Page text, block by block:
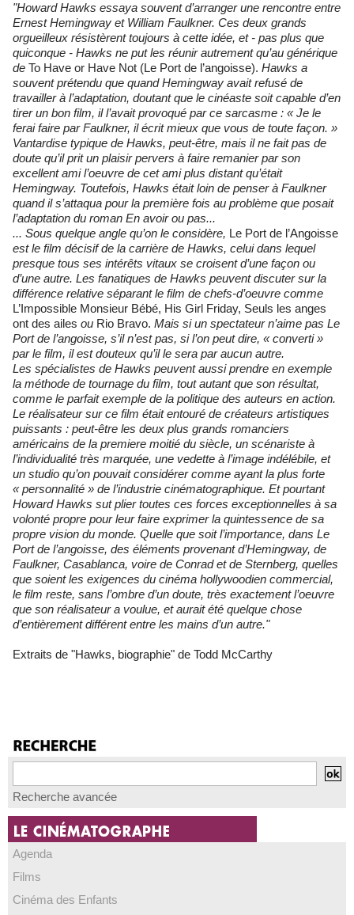
"Howard Hawks essaya souvent d’arranger une rencontre entre
Ernest Hemingway et William Faulkner. Ces deux grands
orgueilleux résistèrent toujours à cette idée, et - pas plus que
quiconque - Hawks ne put les réunir autrement qu’au générique
de To Have or Have Not (Le Port de l’angoisse). Hawks a
souvent prétendu que quand Hemingway avait refusé de
travailler à l’adaptation, doutant que le cinéaste soit capable d’en
tirer un bon film, il l’avait provoqué par ce sarcasme : « Je le
ferai faire par Faulkner, il écrit mieux que vous de toute façon. »
Vantardise typique de Hawks, peut-être, mais il ne fait pas de
doute qu’il prit un plaisir pervers à faire remanier par son
excellent ami l’oeuvre de cet ami plus distant qu’était
Hemingway. Toutefois, Hawks était loin de penser à Faulkner
quand il s’attaqua pour la première fois au problème que posait
l’adaptation du roman En avoir ou pas...
... Sous quelque angle qu’on le considère, Le Port de l’Angoisse
est le film décisif de la carrière de Hawks, celui dans lequel
presque tous ses intérêts vitaux se croisent d’une façon ou
d’une autre. Les fanatiques de Hawks peuvent discuter sur la
différence relative séparant le film de chefs-d’oeuvre comme
L’Impossible Monsieur Bébé, His Girl Friday, Seuls les anges
ont des ailes ou Rio Bravo. Mais si un spectateur n’aime pas Le
Port de l’angoisse, s’il n’est pas, si l’on peut dire, « converti »
par le film, il est douteux qu’il le sera par aucun autre.
Les spécialistes de Hawks peuvent aussi prendre en exemple
la méthode de tournage du film, tout autant que son résultat,
comme le parfait exemple de la politique des auteurs en action.
Le réalisateur sur ce film était entouré de créateurs artistiques
puissants : peut-être les deux plus grands romanciers
américains de la premiere moitié du siècle, un scénariste à
l’individualité très marquée, une vedette à l’image indélébile, et
un studio qu’on pouvait considérer comme ayant la plus forte
« personnalité » de l’industrie cinématographique. Et pourtant
Howard Hawks sut plier toutes ces forces exceptionnelles à sa
volonté propre pour leur faire exprimer la quintessence de sa
propre vision du monde. Quelle que soit l’importance, dans Le
Port de l’angoisse, des éléments provenant d’Hemingway, de
Faulkner, Casablanca, voire de Conrad et de Sternberg, quelles
que soient les exigences du cinéma hollywoodien commercial,
le film reste, sans l’ombre d’un doute, très exactement l’oeuvre
que son réalisateur a voulue, et aurait été quelque chose
d’entièrement différent entre les mains d’un autre."
Extraits de "Hawks, biographie" de Todd McCarthy
Recherche avancée
Agenda
Films
Cinéma des Enfants